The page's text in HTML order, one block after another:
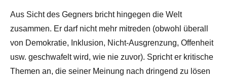
Aus Sicht des Gegners bricht hingegen die Welt
zusammen. Er darf nicht mehr mitreden (obwohl überall
von Demokratie, Inklusion, Nicht-Ausgrenzung, Offenheit
usw. geschwafelt wird, wie nie zuvor). Spricht er kritische
Themen an, die seiner Meinung nach dringend zu lösen